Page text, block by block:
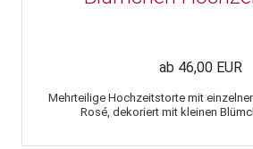
ab 46,00 EUR
Mehrteilige Hochzeitstorte mit
Rosé, dekoriert mit kleinen